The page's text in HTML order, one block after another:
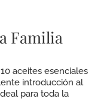
Familia
aceites esenciales
introducción al
para toda la